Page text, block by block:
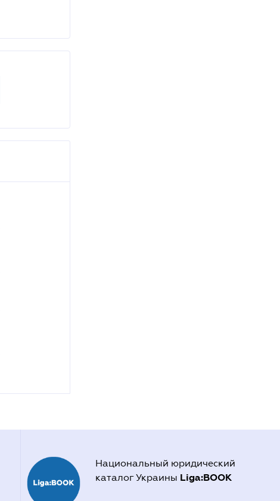
Национальный юридический
каталог Украины Liga:BOOK